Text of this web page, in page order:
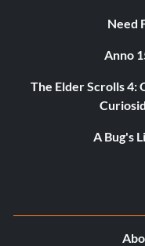
Need
Anno
The Elder Scrolls 4:
A Bug's